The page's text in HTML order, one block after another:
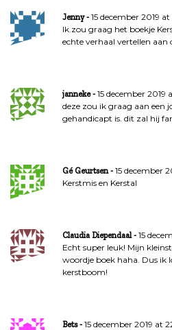
Jenny
15 december 2019 at
Ik.zou graag het boekje
echte verhaal vertellen aan
janneke
15 december 2019
deze zou ik graag aan een
gehandicapt is. dit zal hij
Gé Geurtsen
15 december
Kerstmis en Kerstal
Claudia Diependaal
15
Echt super leuk! Mijn
woordje boek haha. Dus ik
kerstboom!
Bets
15 december 2019 at